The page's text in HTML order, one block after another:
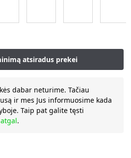
dabar neturime. Tačiau
ir mes Jus informuosime kada
Taip pat galite tęsti
atgal.